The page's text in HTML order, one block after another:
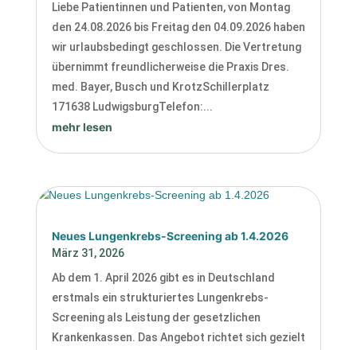
Liebe Patientinnen und Patienten, von Montag
den 24.08.2026 bis Freitag den 04.09.2026 haben
wir urlaubsbedingt geschlossen. Die Vertretung
übernimmt freundlicherweise die Praxis Dres.
med. Bayer, Busch und KrotzSchillerplatz
171638 LudwigsburgTelefon:...
mehr lesen
Neues Lungenkrebs-Screening ab 1.4.2026
März 31, 2026
Ab dem 1. April 2026 gibt es in Deutschland
erstmals ein strukturiertes Lungenkrebs-
Screening als Leistung der gesetzlichen
Krankenkassen. Das Angebot richtet sich gezielt